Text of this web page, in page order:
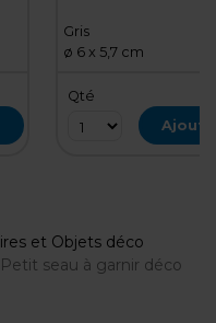
Gris
ø 6 x 5,7 cm
Qté
et Objets déco
seau à garnir déco